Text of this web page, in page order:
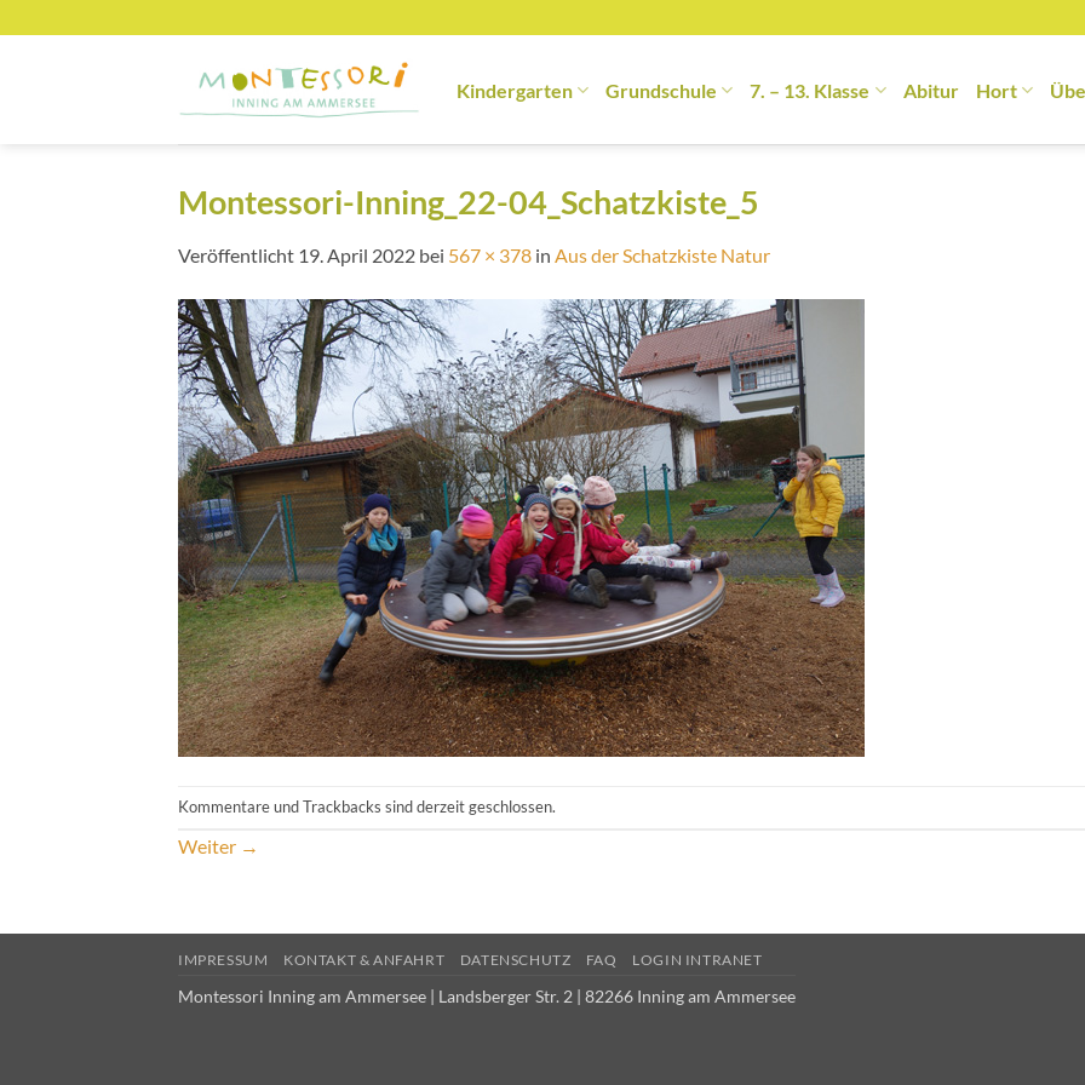
Kindergarten Grundschule 7. – 13. Klasse Abitur Hort
Montessori-Inning_22-04_Schatzkiste_5
Veröffentlicht 19. April 2022 bei 567 × 378 in Aus der Schatzkiste Natur
Kommentare und Trackbacks sind derzeit geschlossen.
Weiter →
IMPRESSUM KONTAKT & ANFAHRT DATENSCHUTZ FAQ LOGIN INTRANET
Montessori Inning am Ammersee | Landsberger Str. 2 | 82266 Inning am Ammersee